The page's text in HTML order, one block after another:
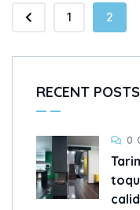
1 2
RECENT POSTS
0